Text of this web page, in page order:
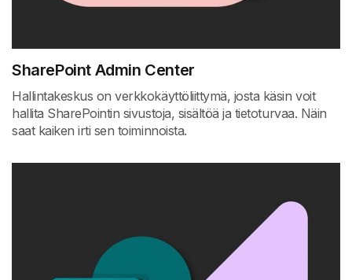
SharePoint Admin Center
Hallintakeskus on verkkokäyttöliittymä, josta käsin voit
hallita SharePointin sivustoja, sisältöä ja tietoturvaa. Näin
saat kaiken irti sen toiminnoista.